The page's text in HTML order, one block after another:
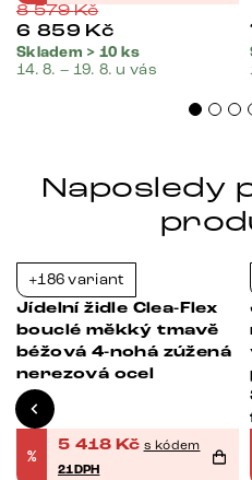
8 579Kč
6 859 Kč
Skladem > 10 ks
14. 8. – 19. 8. u vás
Naposledy
+186 variant
Jídelní židle Clea-Flex
bouclé měkký tmavě
béžová 4-nohá zúžená
nerezová ocel
%
5 418 Kč s kódem
21DPH